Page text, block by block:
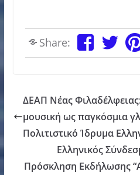
Share:
ΔΕΑΠ Νέας
μουσική ως παγκόσμια
Πολιτιστικό Ίδρυμα
Ελληνικός
Πρόσκληση Εκδήλωσης